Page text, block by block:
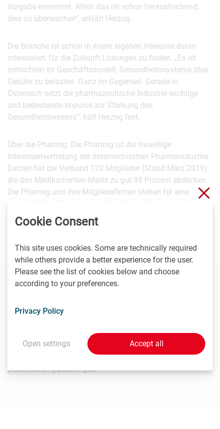
Vorgabe einnimmt. Allein das ist schon herausfordernd,
dies zu überwachen“, erklärt Herzog.
Die Branche ist schon in ihrem eigenen Interesse daran
interessiert, für die Zukunft Lösungen zu finden. „Es ist
mitnichten ihr Geschäftsmodell, Gesundheitssysteme über
Gebühr zu belasten. Ganz im Gegenteil: Gerade in
Österreich setzt die pharmazeutische Industrie wichtige
und bedeutende Impulse zur Stärkung des
Gesundheitswesens“, hält Herzog fest.
Über die Pharmig: Die Pharmig ist die freiwillige
Interessenvertretung der österreichischen Pharmaindustrie.
Derzeit hat der Verband 120 Mitglieder (Stand März 2019),
die den Medikamenten-Markt zu gut 95 Prozent abdecken.
Die Pharmig und ihre Mitgliedsfirmen stehen für eine
bestmögliche Versorgungssicherheit mit Arzneimitteln im
Gesundheitswesen und sichern durch Qualität und
Innovation den gesellschaftlichen und medizinischen
Pharmig - Verband der pharmazeutischen Industrie
Österreichs, Head of Communication & PR
peter.richter@pharmig.at
Cookie Consent
This site uses cookies. Some are technically required
while others provide a better experience for the user.
Please see the list of cookies below and choose
according to your preferences.
Privacy Policy
Open settings Accept all